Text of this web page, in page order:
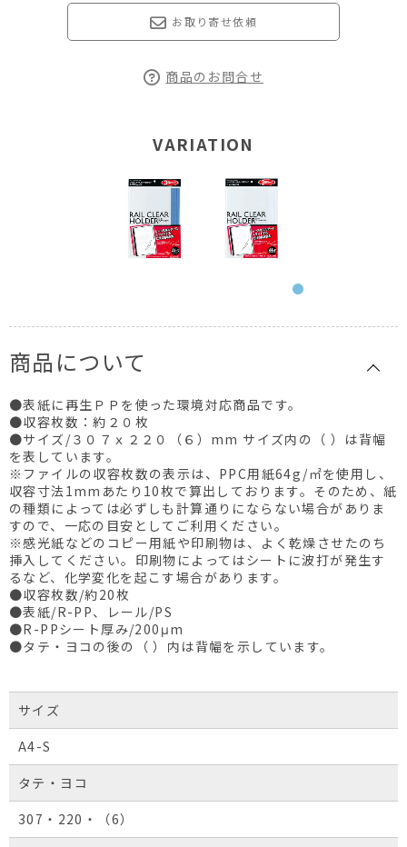
お取り寄せ依頼
商品のお問合せ
VARIATION
商品について
●表紙に再生ＰＰを使った環境対応商品です。
●収容枚数：約２０枚
●サイズ/３０７ｘ２２０（６）mm サイズ内の（ ）は背幅
を表しています。
※ファイルの収容枚数の表示は、PPC用紙64g/㎡を使用し、
収容寸法1mmあたり10枚で算出しております。そのため、紙
の種類によっては必ずしも計算通りにならない場合がありま
すので、一応の目安としてご利用ください。
※感光紙などのコピー用紙や印刷物は、よく乾燥させたのち
挿入してください。印刷物によってはシートに波打が発生す
るなど、化学変化を起こす場合があります。
●収容枚数/約20枚
●表紙/R-PP、レール/PS
●R-PPシート厚み/200μm
●タテ・ヨコの後の（ ）内は背幅を示しています。
サイズ
A4-S
タテ・ヨコ
307・220・（6）